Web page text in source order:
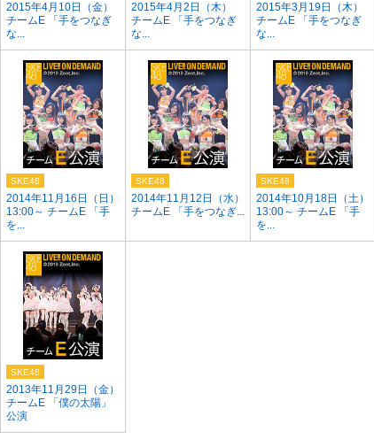
2015年4月10日（金）
チームE 「手をつなぎ
な...
2015年4月2日（木）
チームE 「手をつなぎ
な...
2015年3月19日（木）
チームE 「手をつなぎ
な...
2014年11月16日（日）
13:00～ チームE 「手
を...
SKE48
2014年11月12日（水）
チームE 「手をつなぎ...
SKE48
2014年10月18日（土）
13:00～ チームE 「手
を...
SKE48
2013年11月29日（金）
チームE 「僕の太陽」
公演
SKE48